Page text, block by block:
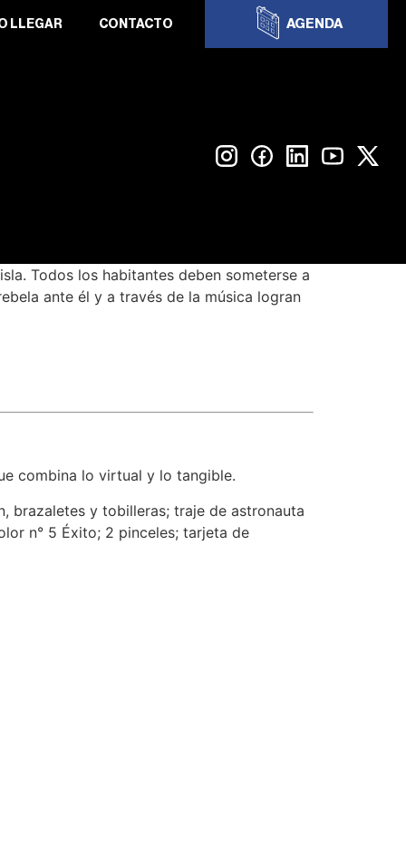
LLEGAR CONTACTO AGENDA
Todos los habitantes deben someterse a
ante él y a través de la música logran
combina lo virtual y lo tangible.
brazaletes y tobilleras; traje de astronauta
n° 5 Éxito; 2 pinceles; tarjeta de